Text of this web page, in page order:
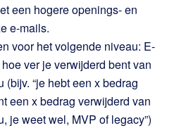
een hogere openings- en
e-mails.
voor het volgende niveau: E-
ver je verwijderd bent van
“je hebt een x bedrag
een x bedrag verwijderd van
je weet wel, MVP of legacy”)